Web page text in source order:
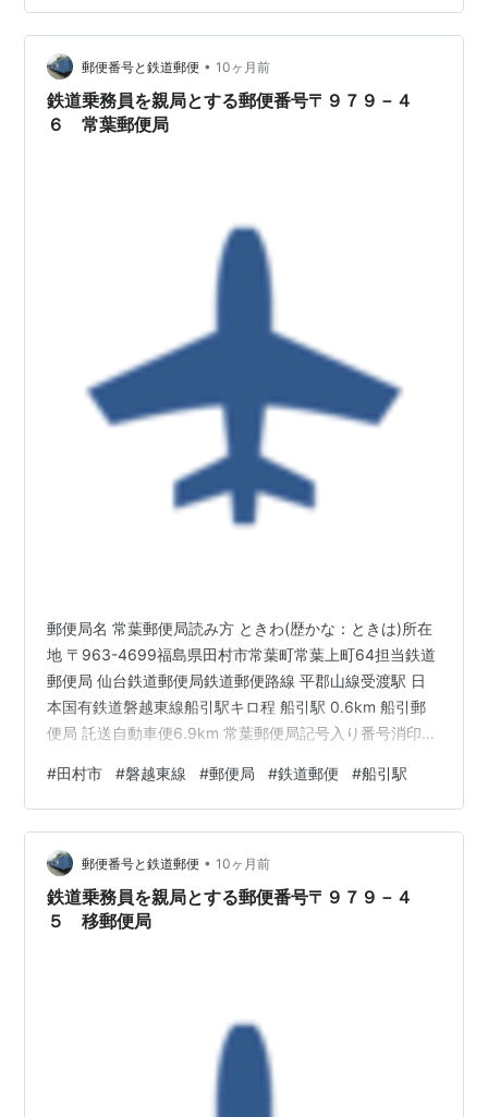
和5)当時の集配区域 歴史1877年(明治10)8月 古道(ふるみ
ち)郵便局(五等)として設置。 1884年(明治17)3月 四等郵
便局に改定。1886年(明治19)4月26日 …
郵便番号と鉄道郵便 • 10ヶ月前
鉄道乗務員を親局とする郵便番号〒９７９－４
６ 常葉郵便局
郵便局名 常葉郵便局読み方 ときわ(歴かな：ときは)所在
地 〒963-4699福島県田村市常葉町常葉上町64担当鉄道
郵便局 仙台鉄道郵便局鉄道郵便路線 平郡山線受渡駅 日
本国有鉄道磐越東線船引駅キロ程 船引駅 0.6km 船引郵
便局 託送自動車便6.9km 常葉郵便局記号入り番号消印
の集配区 三春(常葉)〒963-461930年(昭和5)当時の集配
区域 歴史1875年(明治8)10月 常葉郵便局(五等)として設
置。1884年(明治17)3月 四等郵便局に改定。1886年(明
治19)4月26日 三等郵便局に改定。1901年(明治34)…
#田村市 #磐越東線 #郵便局 #鉄道郵便 #船引駅
郵便番号と鉄道郵便 • 10ヶ月前
鉄道乗務員を親局とする郵便番号〒９７９－４
５ 移郵便局